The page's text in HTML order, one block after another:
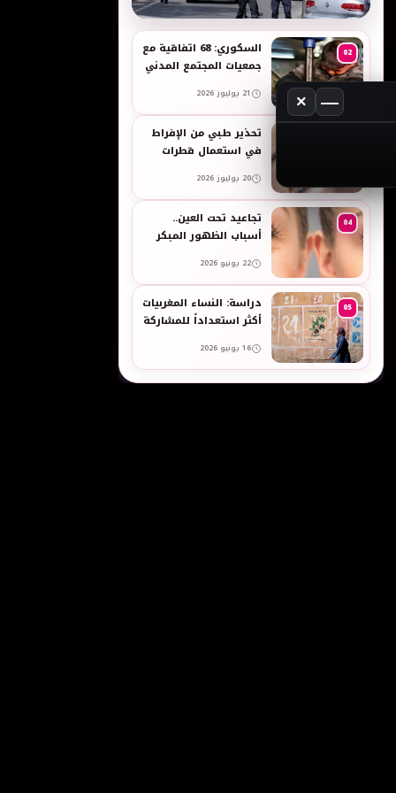
به
02
السكوري: 68 اتفاقية مع
جمعيات المجتمع المدني
والنساء في العمل
21 يوليوز 2026
تحذير طبي من الإفراط
في استعمال قطرات
المضيقة للأوعية
20 يوليوز 2026
04
تجاعيد تحت العين..
أسباب الظهور المبكر
بالبشرة الحساسة -
taroudant press
22 يونيو 2026
05
دراسة: النساء المغربيات
أكثر استعداداً للمشاركة
بالرجال
16 يونيو 2026
—
×